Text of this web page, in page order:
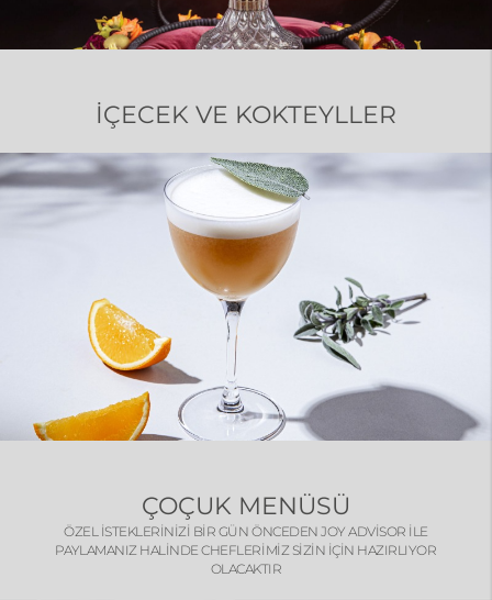
İÇECEK VE KOKTEYLLER
ÇOÇUK MENÜSÜ
ÖZEL İSTEKLERİNİZİ BİR GÜN ÖNCEDEN JOY ADVİSOR İLE
PAYLAMANIZ HALİNDE CHEFLERİMİZ SİZİN İÇİN HAZIRLIYOR
OLACAKTIR